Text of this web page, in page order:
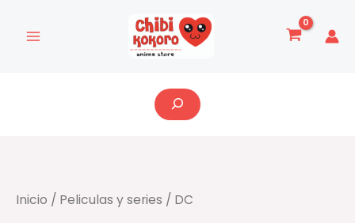
Inicio / Peliculas y series / DC